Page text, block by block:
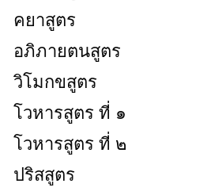
คยาสูตร
อภิภายตนสูตร
วิโมกขสูตร
โวหารสูตร ที่ ๑
โวหารสูตร ที่ ๒
ปริสสูตร